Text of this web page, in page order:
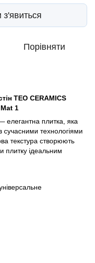
Порівняти
TEO CERAMICS
1
елегантна плитка, яка
технологіями
текстура створюють
плитку ідеальним